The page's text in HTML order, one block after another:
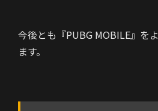
今後とも『PUBG MOBILE』を
ます。